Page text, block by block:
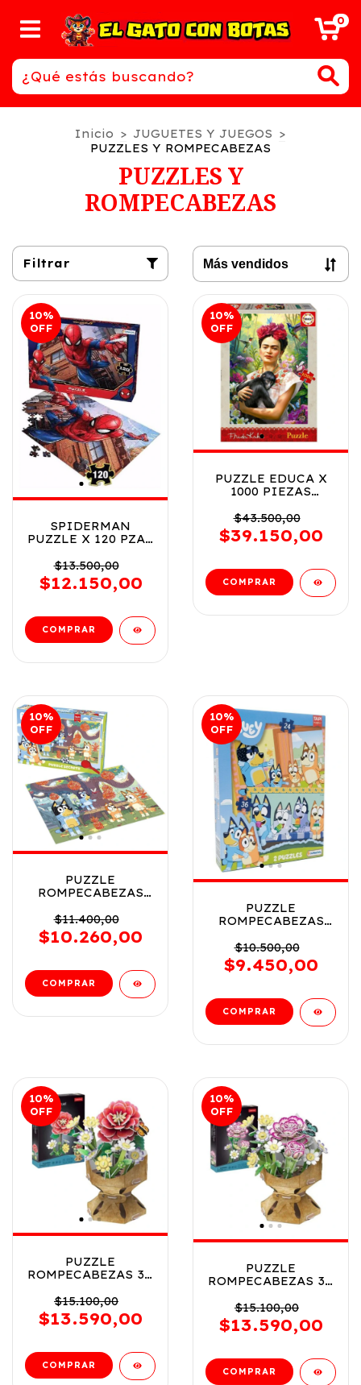
0
Inicio > JUGUETES Y JUEGOS >
PUZZLES Y ROMPECABEZAS
PUZZLES Y
ROMPECABEZAS
Filtrar
10%
OFF
SPIDERMAN
PUZZLE X 120 PZAS
$13.500,00
$12.150,00
10%
OFF
PUZZLE EDUCA X
1000 PIEZAS
VIDA FRIDA
KHALO COD 20176
$43.500,00
$39.150,00
10%
OFF
PUZZLE
ROMPECABEZAS
CON LUPA COD
BLU01207
$11.400,00
$10.260,00
10%
OFF
PUZZLE
ROMPECABEZAS
36 PZS COD
BLU01193
$10.500,00
$9.450,00
10%
OFF
PUZZLE
ROMPECABEZAS 3D
FLORES CUBIC
FUN VR1 P330H
CAMELLIA
$15.100,00
$13.590,00
10%
OFF
PUZZLE
ROMPECABEZAS 3D
FLORES CUBIC
FUN VR2 P330H
CLAVEL -
$15.100,00
$13.590,00